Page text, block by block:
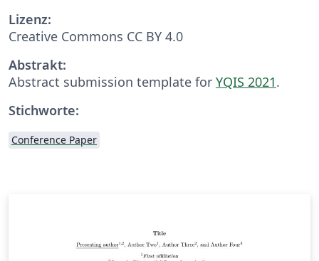
Lizenz:
Creative Commons CC BY 4.0
Abstrakt:
Abstract submission template for YQIS 2021.
Stichworte:
Conference Paper